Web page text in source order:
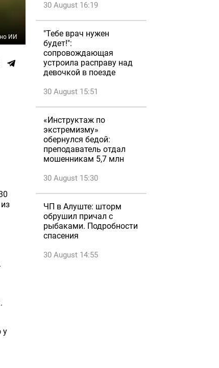
ИИ
у
30 August 16:19
"Тебе врач нужен
будет!":
сопровождающая
устроила расправу над
девочкой в поезде
30 August 15:51
«Инструктаж по
экстремизму»
обернулся бедой:
преподаватель отдал
мошенникам 5,7 млн
30 August 15:30
ЧП в Алуште: шторм
обрушил причал с
рыбаками. Подробности
спасения
30 August 14:55